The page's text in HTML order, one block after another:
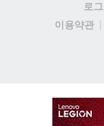
로그
이용약관